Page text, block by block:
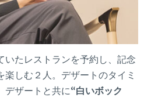
いたレストランを予約し、記念
楽しむ２人。デザートのタイミ
デザートと共に“白いボック